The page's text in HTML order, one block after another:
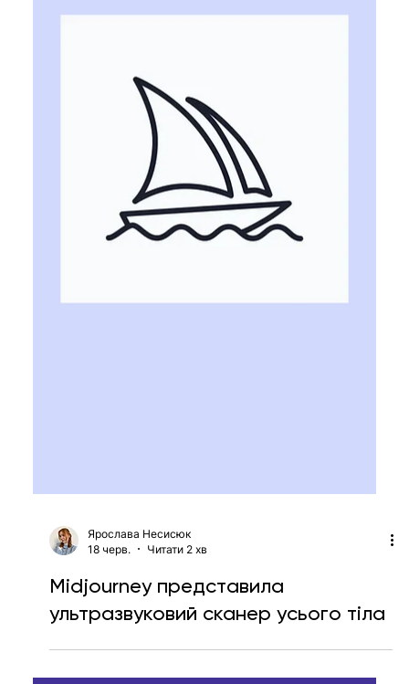
Ярослава Несисюк
Читати 2 хв
NASA обрала Relativity Space для
місії до Марса у 2028 році